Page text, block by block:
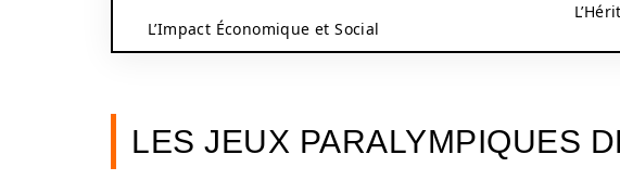
L’Impact Économique et Social
LES JEUX PARALYMPIQUES